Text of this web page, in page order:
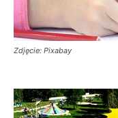
Zdjęcie: Pixabay